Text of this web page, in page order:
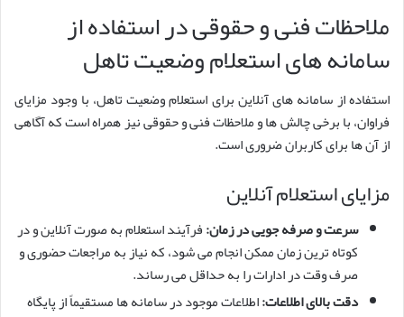
ملاحظات فنی و حقوقی در استفاده از
سامانه های استعلام وضعیت تاهل
استفاده از سامانه های آنلاین برای استعلام وضعیت تاهل، با وجود مزایای
فراوان، با برخی چالش ها و ملاحظات فنی و حقوقی نیز همراه است که آگاهی
از آن ها برای کاربران ضروری است.
مزایای استعلام آنلاین
سرعت و صرفه جویی در زمان:فرآیند استعلام به صورت آنلاین و در
کوتاه ترین زمان ممکن انجام می شود، که نیاز به مراجعات حضوری و
صرف وقت در ادارات را به حداقل می رساند.
دقت بالای اطلاعات:اطلاعات موجود در سامانه ها مستقیماً از پایگاه